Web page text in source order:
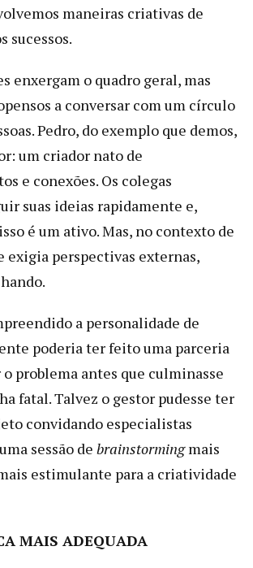
maneiras criativas de
sucessos.
enxergam o quadro geral, mas
a conversar com um círculo
Pedro, do exemplo que demos,
um criador nato de
e conexões. Os colegas
suas ideias rapidamente e,
é um ativo. Mas, no contexto de
exigia perspectivas externas,
a personalidade de
poderia ter feito uma parceria
problema antes que culminasse
fatal. Talvez o gestor pudesse ter
convidando especialistas
sessão de brainstormingmais
estimulante para a criatividade
MAIS ADEQUADA